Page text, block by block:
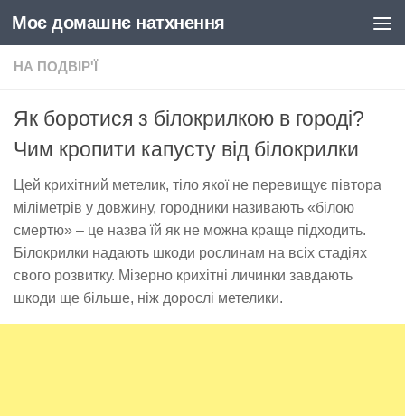
Skip to content
Моє домашнє натхнення
НА ПОДВІР'Ї
Як боротися з білокрилкою в городі?
Чим кропити капусту від білокрилки
Цей крихітний метелик, тіло якої не перевищує півтора
міліметрів у довжину, городники називають «білою
смертю» – це назва їй як не можна краще підходить.
Білокрилки надають шкоди рослинам на всіх стадіях
свого розвитку. Мізерно крихітні личинки завдають
шкоди ще більше, ніж дорослі метелики.